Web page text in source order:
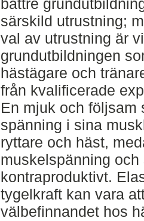
bättre
särskild utrustning;
val av utrustning är
grundutbildningen
hästägare och
från kvalificerade
En mjuk och följsam
spänning i sina
ryttare och häst,
muskelspänning
kontraproduktivt.
tygelkraft kan vara
välbefinnandet hos